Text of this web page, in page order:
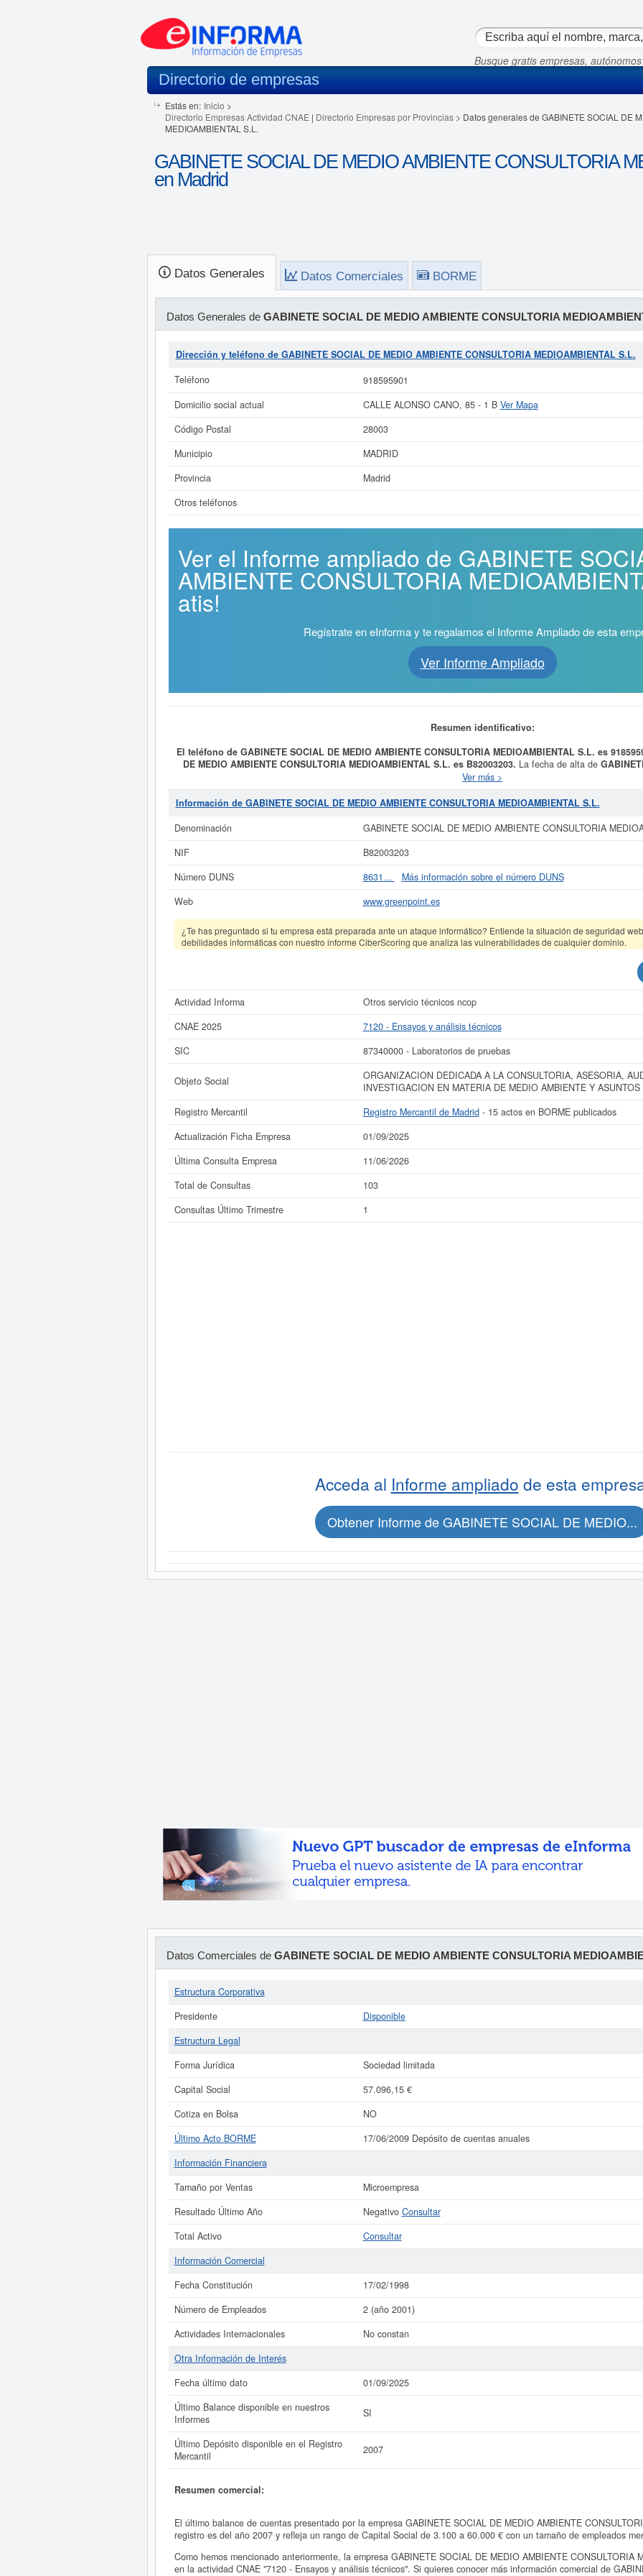
Busque gratis empresas,
Directorio de empresas
Estás en: Inicio >
Directorio Empresas Actividad CNAE | Directorio Empresas por Provincias> Datos generales de GABINETE SOCIAL DE
MEDIOAMBIENTAL S.L.
GABINETE SOCIAL DE MEDIO AMBIENTE CONSULTORIA
en Madrid
Datos Generales Datos Comerciales BORME
Datos Generales de GABINETE SOCIAL DE MEDIO AMBIENTE CONSULTORIA
Dirección y teléfono de GABINETE SOCIAL DE MEDIO AMBIENTE CONSULTORIA MEDIOAMBIENTAL S.L.
Teléfono
918595901
Domicilio social actual
CALLE ALONSO CANO, 85 - 1 B Ver Mapa
Código Postal
28003
Municipio
MADRID
Provincia
Madrid
Otros teléfonos
Ver el Informe ampliado de GABINETE
AMBIENTE CONSULTORIA
atis!
Regístrate en eInforma y te regalamos el Informe Ampliado de esta
Ver Informe Ampliado
Resumen identificativo:
El teléfono de GABINETE SOCIAL DE MEDIO AMBIENTE CONSULTORIA MEDIOAMBIENTAL S.L. es
DE MEDIO AMBIENTE CONSULTORIA MEDIOAMBIENTAL S.L. es B82003203. La fecha de alta de
fue el día 17/02/1998, constituyendo su meta como
ASESORIA, AUDITORIA, FORMACION E INVESTIGACION EN MATERIA DE MEDIO AMBIENTE Y
clasificada dentro del CNAE en la categoría 7120 - Ensayos y análisis técnicos.GABINETE SOCIAL DE
ha consultado esta ficha un total de 103 veces, donde la última consulta se ha producido el 11/06/2026. Aquí
MEDIO AMBIENTE CONSULTORIA MEDIOAMBIENTAL S.L.
Si está interesado en conocer más datos de la empresa GABINETE SOCIAL DE MEDIO AMBIENTE
acceder inmediatamente a este Informe ampliadode GABINETE SOCIAL DE MEDIO AMBIENTE CONSULTORIA
La última actualización del informe de empresa se ha realizado el 01/09/2025.
Ver más >
Información de GABINETE SOCIAL DE MEDIO AMBIENTE CONSULTORIA MEDIOAMBIENTAL S.L.
Denominación
GABINETE SOCIAL DE MEDIO AMBIENTE CONSULTORIA
NIF
B82003203
Número DUNS
8631...
Más información sobre el número DUNS
Web
www.greenpoint.es
¿Te has preguntado si tu empresa está preparada ante un ataque informático? Entiende la situación de seguridad
debilidades informáticas con nuestro informe CiberScoring que analiza las vulnerabilidades de cualquier dominio.
Actividad Informa
Otros servicio técnicos ncop
CNAE 2025
7120 - Ensayos y análisis técnicos
SIC
87340000 - Laboratorios de pruebas
Objeto Social
ORGANIZACION DEDICADA A LA CONSULTORIA, ASESORIA,
INVESTIGACION EN MATERIA DE MEDIO AMBIENTE Y
Registro Mercantil
Registro Mercantil de Madrid- 15 actos en BORME publicados
Actualización Ficha Empresa
01/09/2025
Última Consulta Empresa
11/06/2026
Total de Consultas
103
Consultas Último Trimestre
1
Acceda al Informe ampliado de esta
Obtener Informe de GABINETE SOCIAL DE MEDIO...
Datos Comerciales de GABINETE SOCIAL DE MEDIO AMBIENTE CONSULTORIA
Estructura Corporativa
Presidente
Disponible
Estructura Legal
Forma Jurídica
Sociedad limitada
Capital Social
57.096,15 €
Cotiza en Bolsa
NO
Último Acto BORME
17/06/2009 Depósito de cuentas anuales
Información Financiera
Tamaño por Ventas
Microempresa
Resultado Último Año
Negativo Consultar
Total Activo
Consultar
Información Comercial
Fecha Constitución
17/02/1998
Número de Empleados
2 (año 2001)
Actividades Internacionales
No constan
Otra Información de Interés
Fecha último dato
01/09/2025
Último Balance disponible en nuestros
Informes
SI
Último Depósito disponible en el Registro
Mercantil
2007
Resumen comercial:
El último balance de cuentas presentado por la empresa GABINETE SOCIAL DE MEDIO AMBIENTE
registro es del año 2007 y refleja un rango de Capital Social de 3.100 a 60.000 € con un tamaño de empleados
Como hemos mencionado anteriormente, la empresa GABINETE SOCIAL DE MEDIO AMBIENTE CONSULTORIA
en la actividad CNAE "7120 - Ensayos y análisis técnicos". Si quieres conocer más información comercial de